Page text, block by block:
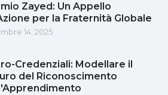
Zayed: Un Appello
per la Fraternità Globale
14, 2025
Credenziali: Modellare il
del Riconoscimento